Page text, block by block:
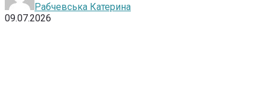
Рабчевська Катерина
09.07.2026